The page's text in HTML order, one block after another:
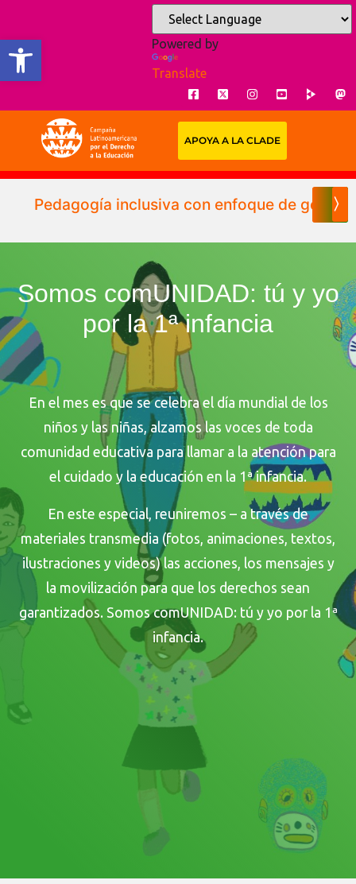
Open toolbarPowered by
Translate
APOYA A LA CLADE
Pedagogía inclusiva con enfoque de 〉
Somos comUNIDAD: tú y yo
por la 1ª infancia
En el mes es que se celebra el día mundial de los
niños y las niñas, alzamos las voces de toda
comunidad educativa para llamar a la atención para
el cuidado y la educación en la 1ª infancia.
En este especial, reuniremos – a través de
materiales transmedia (fotos, animaciones, textos,
ilustraciones y videos) las acciones, los mensajes y
la movilización para que los derechos sean
garantizados. Somos comUNIDAD: tú y yo por la 1ª
infancia.